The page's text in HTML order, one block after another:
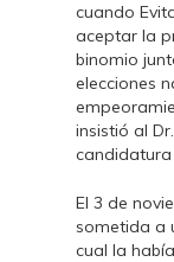
cuando
aceptar la
binomio
elecciones
insistió al
candidatura
El 3 de
sometida a
cual la